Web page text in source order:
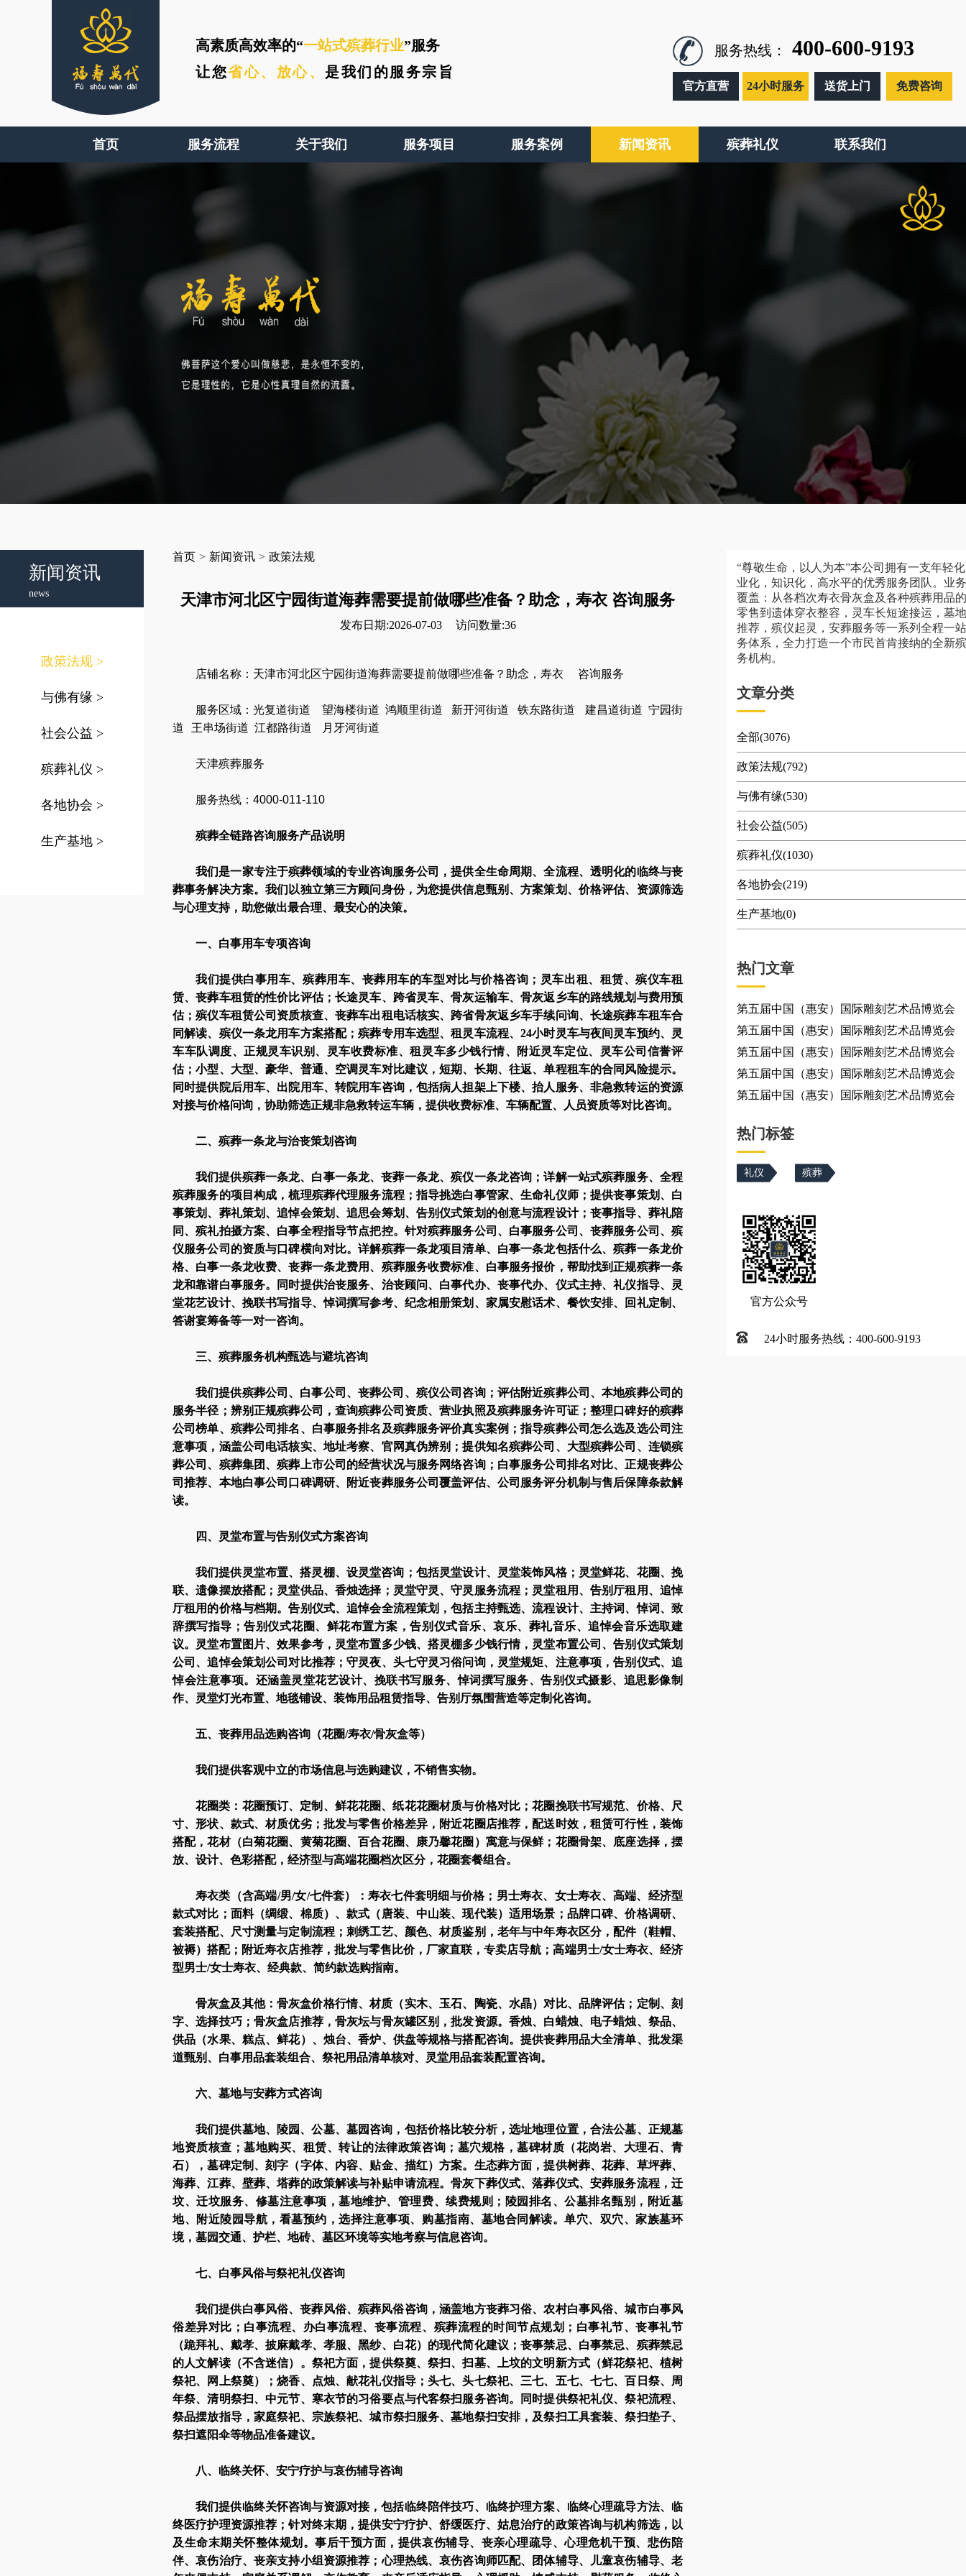
高素质高效率的“一站式殡葬行业”服务
让您省心、 放心、 是我们的服务宗旨
服务热线： 400-600-9193
官方直营 24小时服务 送货上门 免费咨询
首页 服务流程 关于我们 服务项目 服务案例 新闻资讯 殡葬礼仪 联系我们
新闻资讯
news
政策法规 >
与佛有缘 >
社会公益 >
殡葬礼仪 >
各地协会 >
生产基地 >
首页 > 新闻资讯 > 政策法规
天津市河北区宁园街道海葬需要提前做哪些准备？助念，寿衣 咨询服务
发布日期:2026-07-03 访问数量:36
店铺名称：天津市河北区宁园街道海葬需要提前做哪些准备？助念，寿衣 咨询服务
服务区域： 光复道街道 望海楼街道 鸿顺里街道 新开河街道 铁东路街道 建昌道街道 宁园街
道
王串场街道 江都路街道 月牙河街道
天津殡葬服务
服务热线：4000-011-110
殡葬全链路咨询服务产品说明
我们是一家专注于殡葬领域的专业咨询服务公司，提供全生命周期、全流程、透明化的临终与丧
葬事务解决方案。我们以独立第三方顾问身份，为您提供信息甄别、方案策划、价格评估、资源筛选
与心理支持，助您做出最合理、最安心的决策。
一、白事用车专项咨询
我们提供白事用车、殡葬用车、丧葬用车的车型对比与价格咨询；灵车出租、租赁、殡仪车租
赁、丧葬车租赁的性价比评估；长途灵车、跨省灵车、骨灰运输车、骨灰返乡车的路线规划与费用预
估；殡仪车租赁公司资质核查、丧葬车出租电话核实、跨省骨灰返乡车手续问询、长途殡葬车租车合
同解读、殡仪一条龙用车方案搭配；殡葬专用车选型、租灵车流程、24小时灵车与夜间灵车预约、灵
车车队调度、正规灵车识别、灵车收费标准、租灵车多少钱行情、附近灵车定位、灵车公司信誉评
估；小型、大型、豪华、普通、空调灵车对比建议，短期、长期、往返、单程租车的合同风险提示。
同时提供院后用车、出院用车、转院用车咨询，包括病人担架上下楼、抬人服务、非急救转运的资源
对接与价格问询，协助筛选正规非急救转运车辆，提供收费标准、车辆配置、人员资质等对比咨询。
二、殡葬一条龙与治丧策划咨询
我们提供殡葬一条龙、白事一条龙、丧葬一条龙、殡仪一条龙咨询；详解一站式殡葬服务、全程
殡葬服务的项目构成，梳理殡葬代理服务流程；指导挑选白事管家、生命礼仪师；提供丧事策划、白
事策划、葬礼策划、追悼会策划、追思会筹划、告别仪式策划的创意与流程设计；丧事指导、葬礼陪
同、殡礼拍摄方案、白事全程指导节点把控。针对殡葬服务公司、白事服务公司、丧葬服务公司、殡
仪服务公司的资质与口碑横向对比。详解殡葬一条龙项目清单、白事一条龙包括什么、殡葬一条龙价
格、白事一条龙收费、丧葬一条龙费用、殡葬服务收费标准、白事服务报价，帮助找到正规殡葬一条
龙和靠谱白事服务。同时提供治丧服务、治丧顾问、白事代办、丧事代办、仪式主持、礼仪指导、灵
堂花艺设计、挽联书写指导、悼词撰写参考、纪念相册策划、家属安慰话术、餐饮安排、回礼定制、
答谢宴筹备等一对一咨询。
三、殡葬服务机构甄选与避坑咨询
我们提供殡葬公司、白事公司、丧葬公司、殡仪公司咨询；评估附近殡葬公司、本地殡葬公司的
服务半径；辨别正规殡葬公司，查询殡葬公司资质、营业执照及殡葬服务许可证；整理口碑好的殡葬
公司榜单、殡葬公司排名、白事服务排名及殡葬服务评价真实案例；指导殡葬公司怎么选及选公司注
意事项，涵盖公司电话核实、地址考察、官网真伪辨别；提供知名殡葬公司、大型殡葬公司、连锁殡
葬公司、殡葬集团、殡葬上市公司的经营状况与服务网络咨询；白事服务公司排名对比、正规丧葬公
司推荐、本地白事公司口碑调研、附近丧葬服务公司覆盖评估、公司服务评分机制与售后保障条款解
读。
四、灵堂布置与告别仪式方案咨询
我们提供灵堂布置、搭灵棚、设灵堂咨询；包括灵堂设计、灵堂装饰风格；灵堂鲜花、花圈、挽
联、遗像摆放搭配；灵堂供品、香烛选择；灵堂守灵、守灵服务流程；灵堂租用、告别厅租用、追悼
厅租用的价格与档期。告别仪式、追悼会全流程策划，包括主持甄选、流程设计、主持词、悼词、致
辞撰写指导；告别仪式花圈、鲜花布置方案，告别仪式音乐、哀乐、葬礼音乐、追悼会音乐选取建
议。灵堂布置图片、效果参考，灵堂布置多少钱、搭灵棚多少钱行情，灵堂布置公司、告别仪式策划
公司、追悼会策划公司对比推荐；守灵夜、头七守灵习俗问询，灵堂规矩、注意事项，告别仪式、追
悼会注意事项。还涵盖灵堂花艺设计、挽联书写服务、悼词撰写服务、告别仪式摄影、追思影像制
作、灵堂灯光布置、地毯铺设、装饰用品租赁指导、告别厅氛围营造等定制化咨询。
五、丧葬用品选购咨询（花圈/寿衣/骨灰盒等）
我们提供客观中立的市场信息与选购建议，不销售实物。
花圈类：花圈预订、定制、鲜花花圈、纸花花圈材质与价格对比；花圈挽联书写规范、价格、尺
寸、形状、款式、材质优劣；批发与零售价格差异，附近花圈店推荐，配送时效，租赁可行性，装饰
搭配，花材（白菊花圈、黄菊花圈、百合花圈、康乃馨花圈）寓意与保鲜；花圈骨架、底座选择，摆
放、设计、色彩搭配，经济型与高端花圈档次区分，花圈套餐组合。
寿衣类（含高端/男/女/七件套）：寿衣七件套明细与价格；男士寿衣、女士寿衣、高端、经济型
款式对比；面料（绸缎、棉质）、款式（唐装、中山装、现代装）适用场景；品牌口碑、价格调研、
套装搭配、尺寸测量与定制流程；刺绣工艺、颜色、材质鉴别，老年与中年寿衣区分，配件（鞋帽、
被褥）搭配；附近寿衣店推荐，批发与零售比价，厂家直联，专卖店导航；高端男士/女士寿衣、经济
型男士/女士寿衣、经典款、简约款选购指南。
骨灰盒及其他：骨灰盒价格行情、材质（实木、玉石、陶瓷、水晶）对比、品牌评估；定制、刻
字、选择技巧；骨灰盒店推荐，骨灰坛与骨灰罐区别，批发资源。香烛、白蜡烛、电子蜡烛、祭品、
供品（水果、糕点、鲜花）、烛台、香炉、供盘等规格与搭配咨询。提供丧葬用品大全清单、批发渠
道甄别、白事用品套装组合、祭祀用品清单核对、灵堂用品套装配置咨询。
六、墓地与安葬方式咨询
我们提供墓地、陵园、公墓、墓园咨询，包括价格比较分析，选址地理位置，合法公墓、正规墓
地资质核查；墓地购买、租赁、转让的法律政策咨询；墓穴规格，墓碑材质（花岗岩、大理石、青
石），墓碑定制、刻字（字体、内容、贴金、描红）方案。生态葬方面，提供树葬、花葬、草坪葬、
海葬、江葬、壁葬、塔葬的政策解读与补贴申请流程。骨灰下葬仪式、落葬仪式、安葬服务流程，迁
坟、迁坟服务、修墓注意事项，墓地维护、管理费、续费规则；陵园排名、公墓排名甄别，附近墓
地、附近陵园导航，看墓预约，选择注意事项、购墓指南、墓地合同解读。单穴、双穴、家族墓环
境，墓园交通、护栏、地砖、墓区环境等实地考察与信息咨询。
七、白事风俗与祭祀礼仪咨询
我们提供白事风俗、丧葬风俗、殡葬风俗咨询，涵盖地方丧葬习俗、农村白事风俗、城市白事风
俗差异对比；白事流程、办白事流程、丧事流程、殡葬流程的时间节点规划；白事礼节、丧事礼节
（跪拜礼、戴孝、披麻戴孝、孝服、黑纱、白花）的现代简化建议；丧事禁忌、白事禁忌、殡葬禁忌
的人文解读（不含迷信）。祭祀方面，提供祭奠、祭扫、扫墓、上坟的文明新方式（鲜花祭祀、植树
祭祀、网上祭奠）；烧香、点烛、献花礼仪指导；头七、头七祭祀、三七、五七、七七、百日祭、周
年祭、清明祭扫、中元节、寒衣节的习俗要点与代客祭扫服务咨询。同时提供祭祀礼仪、祭祀流程、
祭品摆放指导，家庭祭祀、宗族祭祀、城市祭扫服务、墓地祭扫安排，及祭扫工具套装、祭扫垫子、
祭扫遮阳伞等物品准备建议。
八、临终关怀、安宁疗护与哀伤辅导咨询
我们提供临终关怀咨询与资源对接，包括临终陪伴技巧、临终护理方案、临终心理疏导方法、临
终医疗护理资源推荐；针对终末期，提供安宁疗护、舒缓医疗、姑息治疗的政策咨询与机构筛选，以
及生命末期关怀整体规划。事后干预方面，提供哀伤辅导、丧亲心理疏导、心理危机干预、悲伤陪
伴、哀伤治疗、丧亲支持小组资源推荐；心理热线、哀伤咨询师匹配、团体辅导、儿童哀伤辅导、老
“尊敬生命，以人为本”本公司拥有一支年轻
业化，知识化，高水平的优秀服务团队。业
覆盖：从各档次寿衣骨灰盒及各种殡葬用品
零售到遗体穿衣整容，灵车长短途接运，墓
推荐，殡仪起灵，安葬服务等一系列全程一
务体系，全力打造一个市民首肯接纳的全新
务机构。
文章分类
全部(3076)
政策法规(792)
与佛有缘(530)
社会公益(505)
殡葬礼仪(1030)
各地协会(219)
生产基地(0)
热门文章
第五届中国（惠安）国际雕刻艺术品博览会
第五届中国（惠安）国际雕刻艺术品博览会
第五届中国（惠安）国际雕刻艺术品博览会
第五届中国（惠安）国际雕刻艺术品博览会
第五届中国（惠安）国际雕刻艺术品博览会
热门标签
礼仪 殡葬
官方公众号
24小时服务热线：400-600-9193